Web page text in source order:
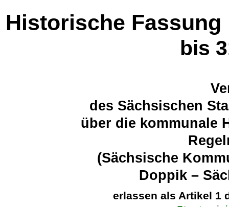
Historische Fassung
bis
des Sächsischen
über die kommunale
(Sächsische
Doppik –
erlassen als Artikel 1